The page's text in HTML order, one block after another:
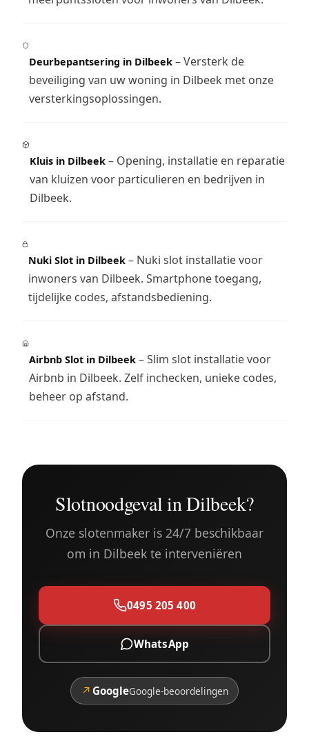
Deurbepantsering in Dilbeek – Versterk de
beveiliging van uw woning in Dilbeek met onze
versterkingsoplossingen.
Kluis in Dilbeek – Opening, installatie en reparatie
van kluizen voor particulieren en bedrijven in
Dilbeek.
Nuki Slot in Dilbeek – Nuki slot installatie voor
inwoners van Dilbeek. Smartphone toegang,
tijdelijke codes, afstandsbediening.
Airbnb Slot in Dilbeek – Slim slot installatie voor
Airbnb in Dilbeek. Zelf inchecken, unieke codes,
beheer op afstand.
Slotnoodgeval in Dilbeek?
Onze slotenmaker is 24/7 beschikbaar
om in Dilbeek te interveniëren
0495 205 400
WhatsApp
↗ GoogleGoogle-beoordelingen